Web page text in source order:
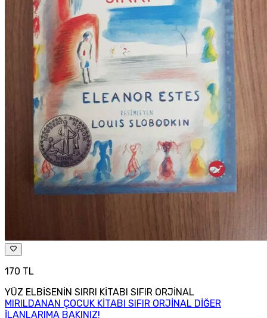
170 TL
YÜZ ELBİSENİN SIRRI KİTABI SIFIR ORJİNAL
MIRILDANAN ÇOCUK KİTABI SIFIR ORJİNAL DİĞER
İLANLARIMA BAKINIZ!